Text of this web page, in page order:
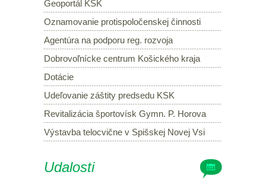
Geoportál KSK
Oznamovanie protispoločenskej činnosti
Agentúra na podporu reg. rozvoja
Dobrovoľnícke centrum Košického kraja
Dotácie
Udeľovanie záštity predsedu KSK
Revitalizácia športovísk Gymn. P. Horova
Výstavba telocvične v Spišskej Novej Vsi
Udalosti